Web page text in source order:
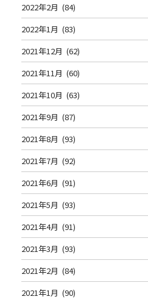
2022年2月 (84)
2022年1月 (83)
2021年12月 (62)
2021年11月 (60)
2021年10月 (63)
2021年9月 (87)
2021年8月 (93)
2021年7月 (92)
2021年6月 (91)
2021年5月 (93)
2021年4月 (91)
2021年3月 (93)
2021年2月 (84)
2021年1月 (90)